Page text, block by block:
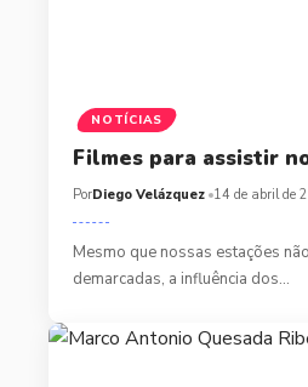
NOTÍCIAS
Filmes para assistir
PorDiego Velázquez 14 de abril de
Mesmo que nossas estações
demarcadas, a influência dos…